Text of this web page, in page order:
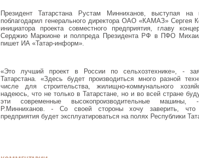
Президент Татарстана Рустам Минниханов, выступая на
поблагодарил генерального директора ОАО «КАМАЗ» Сергея
инициатора проекта совместного предприятия, главу
Серджио Маркионе и полпреда Президента РФ в ПФО
пишет ИА «Татар-информ».
«Это лучший проект в России по сельхозтехнике», -
Татарстана. «Здесь будет производиться много разной
числе для строительства, жилищно-коммунального
надеюсь, что не только в Татарстане, но и во всей стране
эти современные высокопроизводительные машины,
Р.Минниханов. - Со своей стороны хочу заверить, что
предприятия будет эксплуатироваться на полях Республики